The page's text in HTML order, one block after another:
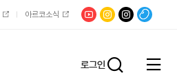
아르코소식 유튜브문학광장채널문장
팟빵
로그인
전체